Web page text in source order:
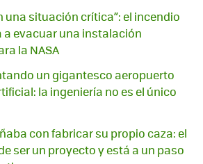
una situación crítica”: el incendio
a evacuar una instalación
la NASA
un gigantesco aeropuerto
la ingeniería no es el único
con fabricar su propio caza: el
ser un proyecto y está a un paso